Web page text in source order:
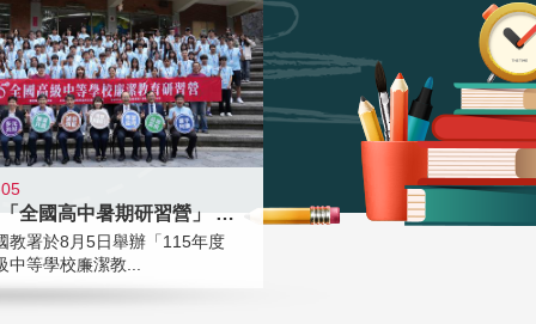
國教署「全國高中暑期研習營」 以多
教署於8月5日舉辦「115年度
中等學校廉潔教...